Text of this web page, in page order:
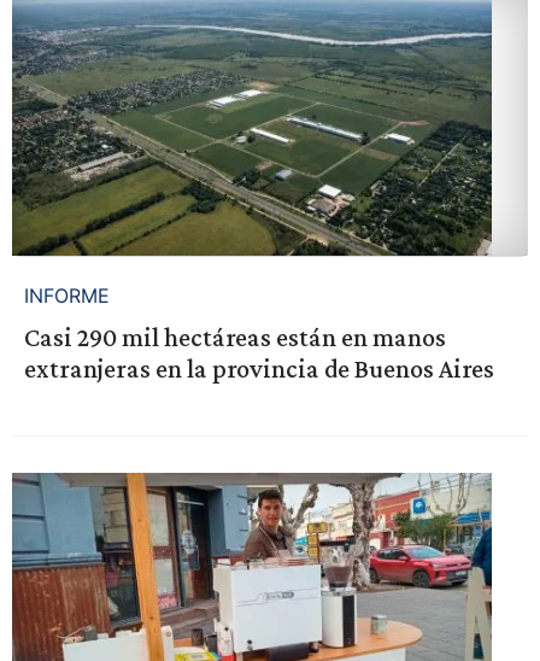
INFORME
Casi 290 mil hectáreas están en manos
extranjeras en la provincia de Buenos Aires